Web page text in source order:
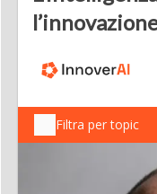
Filtra per topic